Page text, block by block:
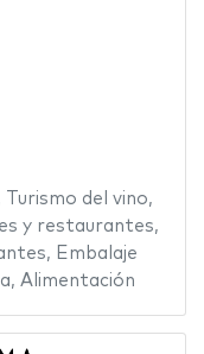
Turismo del vino,
y restaurantes,
, Embalaje
, Alimentación